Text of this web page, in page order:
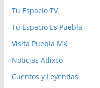
Tu Espacio TV
Tu Espacio Es Puebla
Visita Puebla MX
Noticias Atlixco
Cuentos y Leyendas